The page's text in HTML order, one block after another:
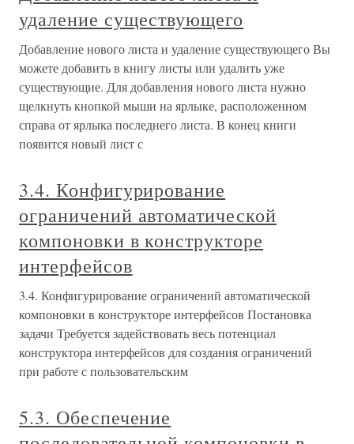
удаление существующего
Добавление нового листа и удаление существующего Вы
можете добавить в книгу листы или удалить уже
существующие. Для добавления нового листа нужно
щелкнуть кнопкой мыши на ярлыке, расположенном
справа от ярлыка последнего листа. В конец книги
появится новый лист с
3.4. Конфигурирование
ограничений автоматической
компоновки в конструкторе
интерфейсов
3.4. Конфигурирование ограничений автоматической
компоновки в конструкторе интерфейсов Постановка
задачи Требуется задействовать весь потенциал
конструктора интерфейсов для создания ограничений
при работе с пользовательским
5.3. Обеспечение